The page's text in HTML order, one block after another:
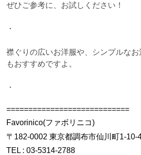
ぜひご参考に、お試しください！
・
襟ぐりの広いお洋服や、シンプルな
もおすすめですよ。
・
============================
Favorinico(ファボリニコ)
〒 182-0002 東京都調布市仙川町1-10-
TEL : 03-5314-2788